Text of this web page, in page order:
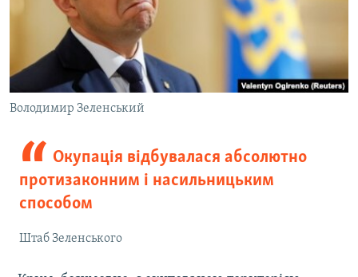
Володимир Зеленський
Окупація відбувалася абсолютно
протизаконним і насильницьким
способом
Штаб Зеленського